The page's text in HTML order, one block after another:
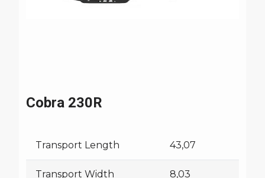
Cobra 230R
Transport Length 43,07
Transport Width 8,03